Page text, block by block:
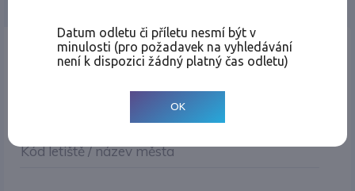
Místo odletu
Kód letiště / název města
Datum odletu či příletu nesmí být v
minulosti (pro požadavek na vyhledávání
není k dispozici žádný platný čas odletu)
OK